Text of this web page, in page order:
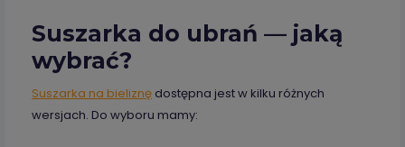
Suszarka do ubrań — jaką
wybrać?
Suszarka na bieliznę dostępna jest w kilku różnych
wersjach. Do wyboru mamy: